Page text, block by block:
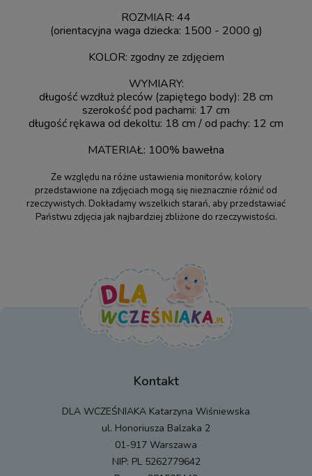
ROZMIAR: 44
(orientacyjna waga dziecka: 1500 - 2000 g)
KOLOR: zgodny ze zdjęciem
WYMIARY:
długość wzdłuż pleców (zapiętego body): 28 cm
szerokość pod pachami: 17 cm
długość rękawa od dekoltu: 18 cm / od pachy: 12 cm
MATERIAŁ: 100% bawełna
Ze względu na różne ustawienia monitorów, kolory
przedstawione na zdjęciach mogą się nieznacznie różnić od
rzeczywistych. Dokładamy wszelkich starań, aby przedstawiać
Państwu zdjęcia jak najbardziej zbliżone do rzeczywistości.
Kontakt
DLA WCZEŚNIAKA Katarzyna Wiśniewska
ul. Honoriusza Balzaka 2
01-917 Warszawa
NIP: PL 5262779642